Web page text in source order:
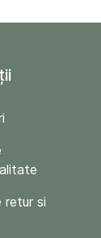
retur si